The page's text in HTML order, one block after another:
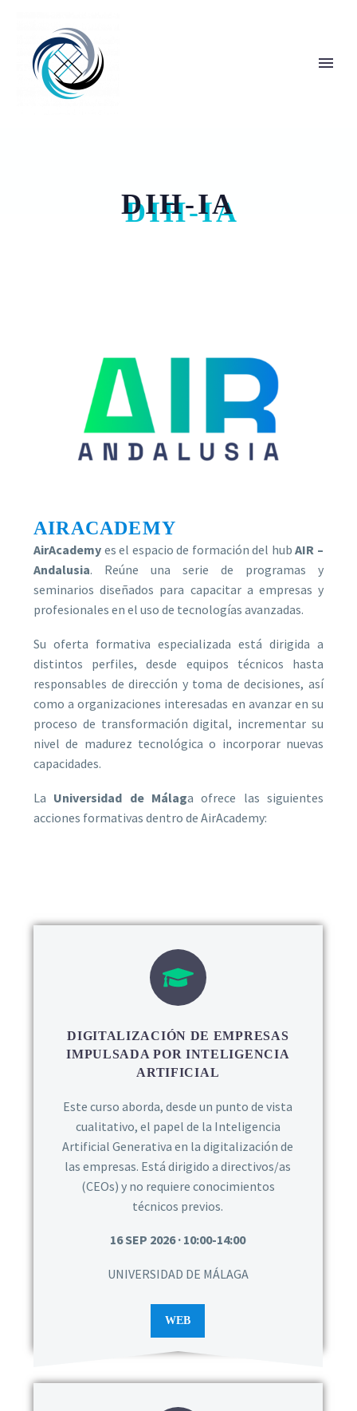
DIH-IA
AIRACADEMY
AirAcademy es el espacio de formación del hubAIR –
Andalusia. Reúne una serie de programas y
seminarios diseñados para capacitar a empresas y
profesionales en el uso de tecnologías avanzadas.
Su oferta formativa especializada está dirigida a
distintos perfiles, desde equipos técnicos hasta
responsables de dirección y toma de decisiones, así
como a organizaciones interesadas en avanzar en su
proceso de transformación digital, incrementar su
nivel de madurez tecnológica o incorporar nuevas
capacidades.
La Universidad de Málaga ofrece las siguientes
acciones formativas dentro de AirAcademy:
DIGITALIZACIÓN DE EMPRESAS
IMPULSADA POR INTELIGENCIA
ARTIFICIAL
Este curso aborda, desde un punto de vista
cualitativo, el papel de la Inteligencia
Artificial Generativa en la digitalización de
las empresas. Está dirigido a directivos/as
(CEOs) y no requiere conocimientos
técnicos previos.
16 SEP 2026 · 10:00-14:00
UNIVERSIDAD DE MÁLAGA
WEB